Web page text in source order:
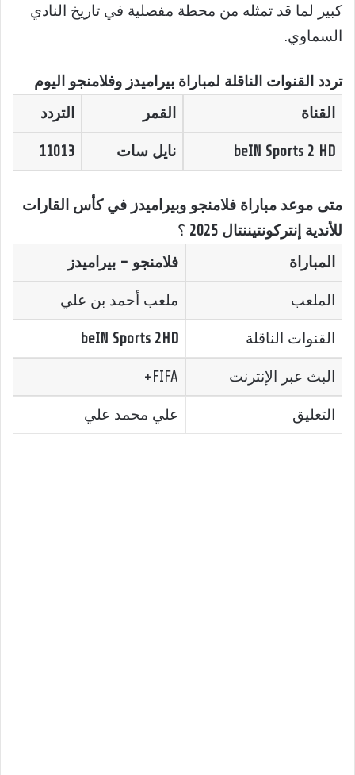
كبير لما قد تمثله من محطة مفصلية في تاريخ النادي
السماوي.
تردد القنوات الناقلة لمباراة بيراميدز وفلامنجو اليوم
القناة
القمر التردد
beIN Sports 2 HD نايل سات 11013
متى موعد مباراة فلامنجو وبيراميدز في كأس القارات
للأندية إنتركونتيننتال 2025
؟
المباراة
فلامنجو – بيراميدز
الملعب ملعب أحمد بن علي
القنوات الناقلة beIN Sports 2HD
البث عبر الإنترنت FIFA+
التعليق علي محمد علي